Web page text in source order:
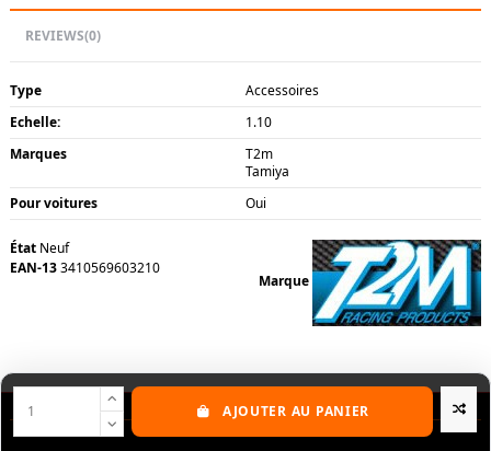
AJOUTER AU PANIER
REVIEWS(0)
Type
Accessoires
Echelle:
1.10
Marques
T2m
Tamiya
Pour voitures
Oui
Marque
État Neuf
EAN-133410569603210
Nos produits